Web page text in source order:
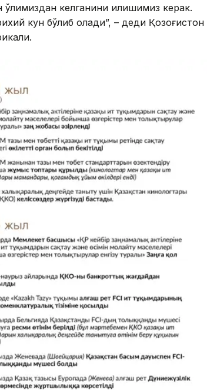
келганини қилишимиз керак.
кун бўлиб қолади”, – деди Қозоғистон